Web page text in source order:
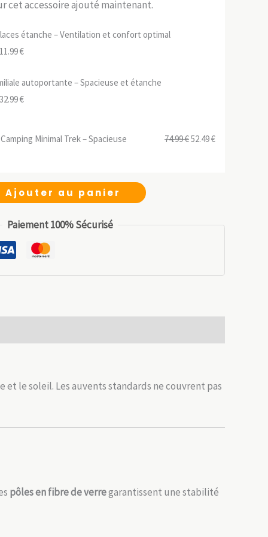
cet accessoire ajouté maintenant.
étanche – Ventilation et confort optimal
:
€Le
actuel
est :
autoportante – Spacieuse et étanche
€Le
Minimal Trek – Spacieuse 74.99€Le
52.49€Le
Ajouter au panier
Paiement 100% Sécurisé
le soleil. Les auvents standards ne couvrent pas
pôles en fibre de verregarantissent une stabilité